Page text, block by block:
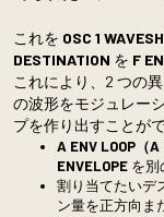
これを OSC 1
DESTINATION を F
これにより、2 つの
の波形をモジュレー
プを作り出すことがで
A ENV LOOP（A
ENVELOPE を別
割り当てたいデ
ン量を正方向ま